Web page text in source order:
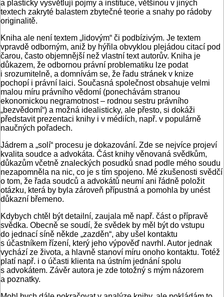
a plasticky vysvětlují pojmy a instituce, většinou v jiných
textech zakryté balastem zbytečné teorie a snahy po rádoby
originalitě.
Kniha ale není textem „lidovým“ či podbízivým. Je textem
vpravdě odborným, aniž by hýřila obvyklou plejádou citací pod
čarou, často objemnější než vlastní text autorův. Kniha je
důkazem, že odbornou právní problematiku lze podat
i srozumitelně, a domnívám se, že řadu stránek v knize
pochopí i právní laici. Současná společnost obsahuje velmi
malou míru právního vědomí (ponechávám stranou
ekonomickou negramotnost – rodnou sestru právního
„bezvědomí“) a možná idealisticky, ale přesto, si dokáži
představit prezentaci knihy i v médiích, např. v populárně
naučných pořadech.
Jádrem a „solí“ procesu je dokazování. Zde se nejvíce projeví
kvalita soudce a advokáta. Část knihy věnovaná svědkům,
důkazům včetně znaleckých posudků snad podle mého soudu
nezapomněla na nic, co je s tím spojeno. Mé zkušenosti svědčí
o tom, že řada soudců a advokátů neumí ani řádně položit
otázku, která by byla zároveň přípustná a pomohla by unést
důkazní břemeno.
Kdybych chtěl být detailní, zaujala mě např. část o přípravě
svědka. Obecně se soudí, že svědek by měl být do vstupu
do jednací síně někde „zazděn“, aby ušel kontaktu
s účastníkem řízení, který jeho výpověď navrhl. Autor jednak
vychází ze života, a hlavně stanoví míru onoho kontaktu. Totéž
platí např. i o účasti klienta na ústním jednání spolu
s advokátem. Závěr autora je zde totožný s mým názorem
a poznatky.